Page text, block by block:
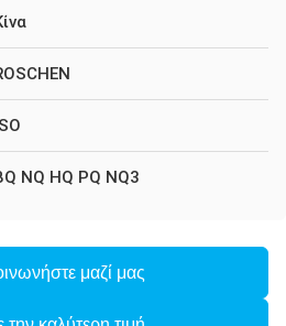
NQ HQ PQ NQ3
μαζί μας